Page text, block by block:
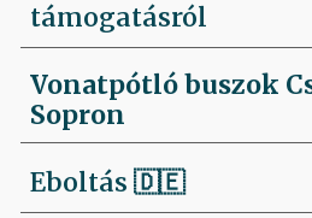
támogatásról
Vonatpótló buszok
Sopron
Eboltás🇩🇪